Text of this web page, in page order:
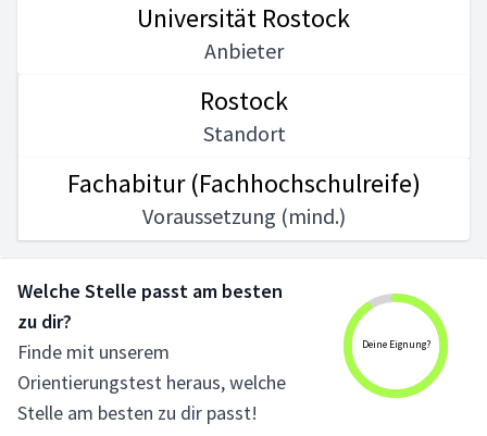
Universität Rostock
Anbieter
Rostock
Standort
Fachabitur (Fachhochschulreife)
Voraussetzung (mind.)
Deine Eignung?
Welche Stelle passt am besten
zu dir?
Finde mit unserem
Orientierungstest heraus, welche
Stelle am besten zu dir passt!